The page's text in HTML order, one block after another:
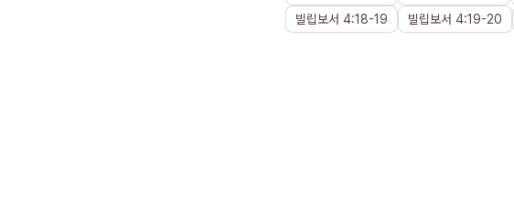
빌립보서 4:18-19 빌립보서 4:19-20